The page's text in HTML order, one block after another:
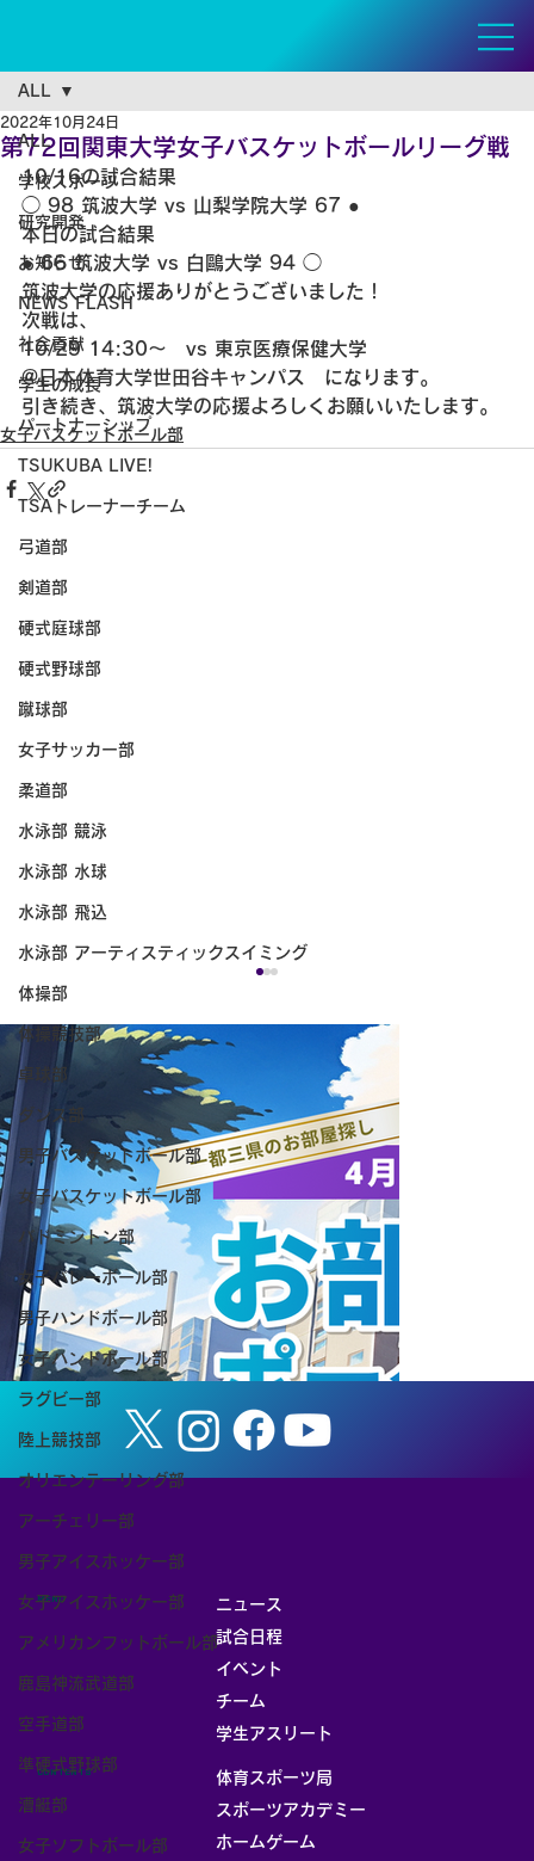
ALL
学校スポーツ
研究開発
お知らせ
NEWS FLASH
社会貢献
学生の成長
パートナーシップ
TSUKUBA LIVE!
TSAトレーナーチーム
弓道部
剣道部
硬式庭球部
硬式野球部
蹴球部
女子サッカー部
柔道部
水泳部 競泳
水泳部 水球
水泳部 飛込
水泳部 アーティスティックスイミング
体操部
体操競技部
卓球部
ダンス部
男子バスケットボール部
女子バスケットボール部
バドミントン部
女子バレーボール部
男子ハンドボール部
女子ハンドボール部
ラグビー部
陸上競技部
オリエンテーリング部
アーチェリー部
男子アイスホッケー部
女子アイスホッケー部
アメリカンフットボール部
鹿島神流武道部
空手道部
準硬式野球部
漕艇部
女子ソフトボール部
ALL
第72回関東大学女子バスケットボールリーグ戦
2022年10月24日
10/16の試合結果
◯ 98 筑波大学 vs 山梨学院大学 67 ●
本日の試合結果
● 66 筑波大学 vs 白鷗大学 94 ◯
筑波大学の応援ありがとうございました！
次戦は、
10/29 14:30〜　vs 東京医療保健大学
@日本体育大学世田谷キャンパス　になります。
引き続き、筑波大学の応援よろしくお願いいたします。
女子バスケットボール部
【お知らせ】8/8（土） 筑波大学ホーム
ゲーム「TSUKUBA LIVE! Presented by
SMBC」（女子バスケットボール）を開
催します
ニュース
試合日程
イベント
チーム
学生アスリート
MENU
体育スポーツ局
スポーツアカデミー
ホームゲーム
CONTENTS